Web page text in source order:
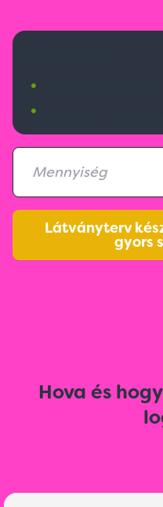
•
•
Látványterv
gyors
Hova és